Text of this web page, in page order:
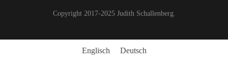
Copyright 2017-2025 Judith Schallenberg
Englisch Deutsch